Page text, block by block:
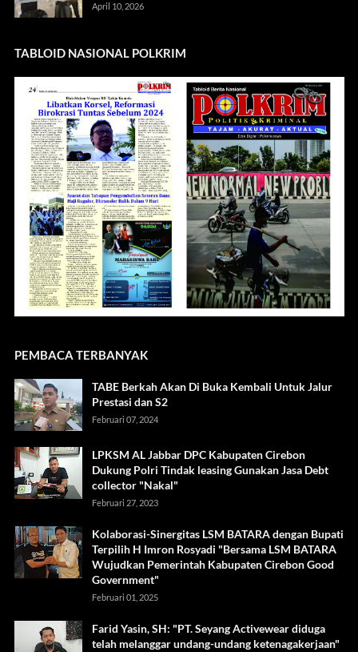
April 10, 2026
TABLOID NASIONAL POLKRIM
PEMBACA TERBANYAK
TABE Berkah Akan Di Buka Kembali Untuk Jalur
Prestasi dan S2
Februari 07, 2024
LPKSM AL Jabbar DPC Kabupaten Cirebon
Dukung Polri Tindak leasing Gunakan Jasa Debt
collector "Nakal"
Februari 27, 2023
Kolaborasi-Sinergitas LSM BATARA dengan Bupati
Terpilih H Imron Rosyadi "Bersama LSM BATARA
Wujudkan Pemerintah Kabupaten Cirebon Good
Government"
Februari 01, 2025
Farid Yasin, SH: "PT. Seyang Activewear diduga
telah melanggar undang-undang ketenagakerjaan"